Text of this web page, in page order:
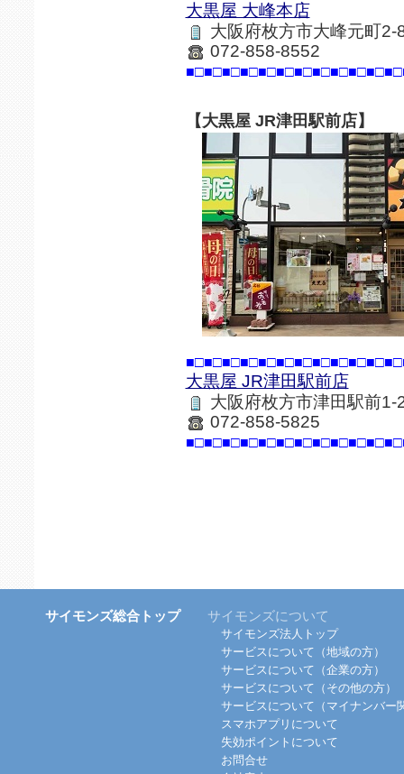
大黒屋 大峰本店
大阪府枚方市大峰元町2-
072-858-8552
【大黒屋 JR津田駅前店】
大黒屋 JR津田駅前店
大阪府枚方市津田駅前
072-858-5825
サイモンズ総合トップ サイモンズについて
サイモンズ法人トップ
サービスについて（地域の方）
サービスについて（企業の方）
サービスについて（その他の方）
サービスについて（マイナンバー
スマホアプリについて
失効ポイントについて
お問合せ